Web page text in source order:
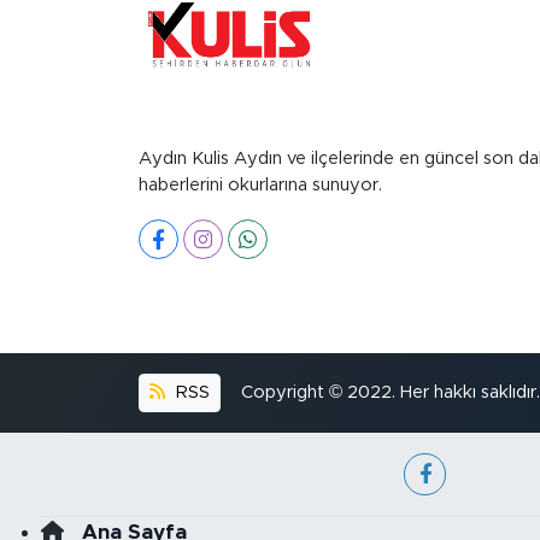
Aydın Kulis Aydın ve ilçelerinde en güncel son
haberlerini okurlarına sunuyor.
RSS Copyright © 2022. Her hakkı saklıdır.
Ana Sayfa